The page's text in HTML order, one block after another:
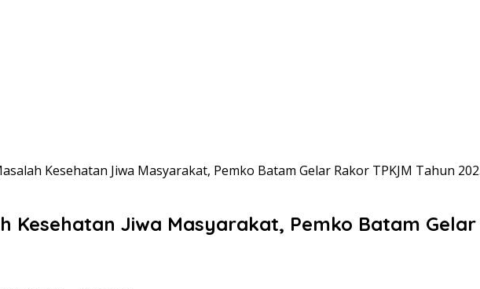
Kesehatan Jiwa Masyarakat, Pemko Batam Gelar Rakor TPKJM Tahun
Kesehatan Jiwa Masyarakat, Pemko Batam Gelar